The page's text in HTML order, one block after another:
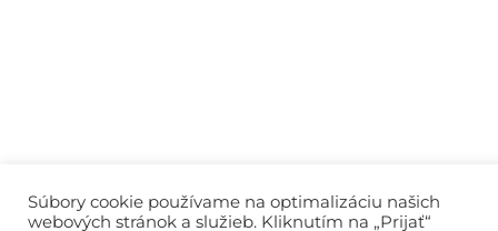
Súbory cookie používame na optimalizáciu našich
webových stránok a služieb. Kliknutím na „Prijať“